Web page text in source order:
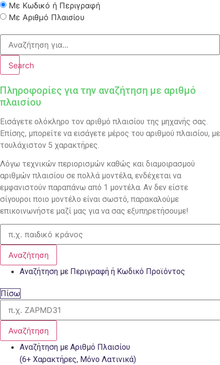
Με Κωδικό ή Περιγραφή
Με Αριθμό Πλαισίου
Search
Πληροφορίες για την αναζήτηση με αριθμό
πλαισίου
Εισάγετε ολόκληρο τον αριθμό πλαισίου της μηχανής σας.
Επίσης, μπορείτε να εισάγετε μέρος του αριθμού πλαισίου, με
τουλάχιστον 5 χαρακτήρες.
Λόγω τεχνικών περιορισμών καθώς και διαμοιρασμού
αριθμών πλαισίου σε πολλά μοντέλα, ενδέχεται να
εμφανιστούν παραπάνω από 1 μοντέλα. Αν δεν είστε
σίγουροι ποιο μοντέλο είναι σωστό, παρακαλούμε
επικοινωνήστε μαζί μας για να σας εξυπηρετήσουμε!
Αναζήτηση
Αναζήτηση με Περιγραφή ή Κωδικό Προϊόντος
Πίσω
Αναζήτηση
Αναζήτηση με Αριθμό Πλαισίου
(6+ Χαρακτήρες, Μόνο Λατινικά)